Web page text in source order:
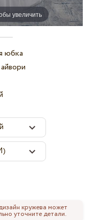
увеличить
юбка
кружева может
уточните детали.